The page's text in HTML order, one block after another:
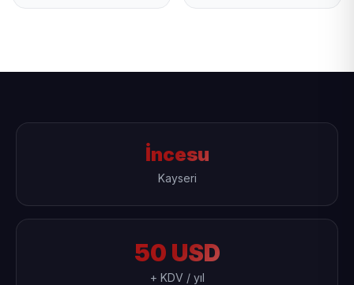
İncesu
Kayseri
50 USD
+ KDV / yıl